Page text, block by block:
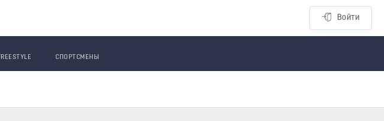
Войти
СПОРТСМЕНЫ